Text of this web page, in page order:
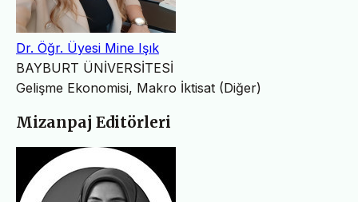
Dr. Öğr. Üyesi Mine Işık
BAYBURT ÜNİVERSİTESİ
Gelişme Ekonomisi, Makro İktisat (Diğer)
Mizanpaj Editörleri